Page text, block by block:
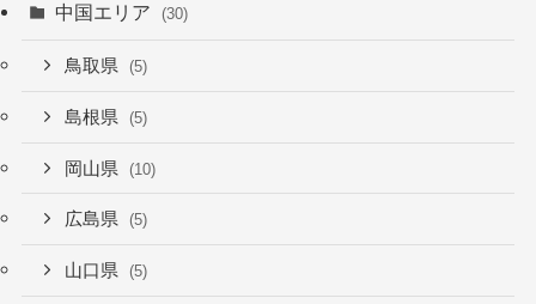
中国エリア (30)
鳥取県 (5)
島根県 (5)
岡山県 (10)
広島県 (5)
山口県 (5)